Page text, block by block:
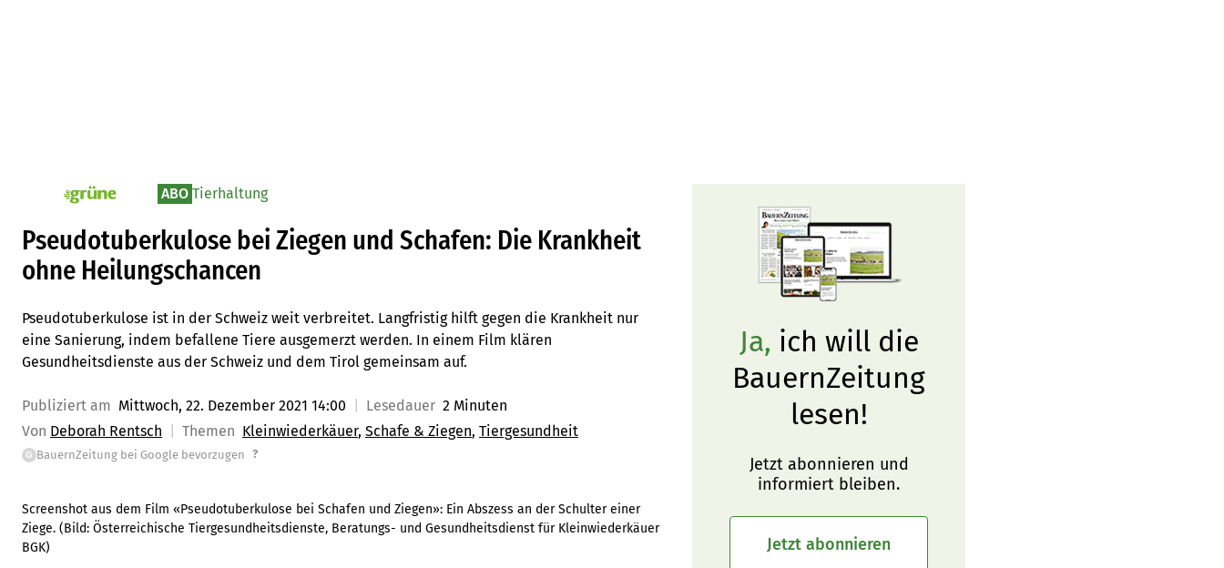
pv_die-grune-online ABO Tierhaltung
Pseudotuberkulose bei Ziegen und Schafen: Die Krankheit
ohne Heilungschancen
Pseudotuberkulose ist in der Schweiz weit verbreitet. Langfristig hilft gegen die Krankheit nur
eine Sanierung, indem befallene Tiere ausgemerzt werden. In einem Film klären
Gesundheitsdienste aus der Schweiz und dem Tirol gemeinsam auf.
Publiziert am Mittwoch, 22. Dezember 2021 14:00 Lesedauer 2 Minuten
Von Deborah Rentsch Themen Kleinwiederkäuer Schafe & Ziegen Tiergesundheit
G BauernZeitung bei Google bevorzugen ?
Screenshot aus dem Film «Pseudotuberkulose bei Schafen und Ziegen»: Ein Abszess an der Schulter einer
Ziege. (Bild: Österreichische Tiergesundheitsdienste, Beratungs- und Gesundheitsdienst für Kleinwiederkäuer
BGK)
Ja, ich will die
BauernZeitung
lesen!
Jetzt abonnieren und
informiert bleiben.
Jetzt abonnieren